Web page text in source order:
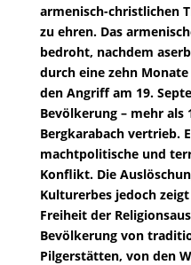
armenisch-christlichen
zu ehren. Das
bedroht, nachdem
durch eine zehn
den Angriff am 19.
Bevölkerung – mehr als
Bergkarabach vertrieb.
machtpolitische und
Konflikt. Die
Kulturerbes jedoch
Freiheit der
Bevölkerung von
Pilgerstätten, von den